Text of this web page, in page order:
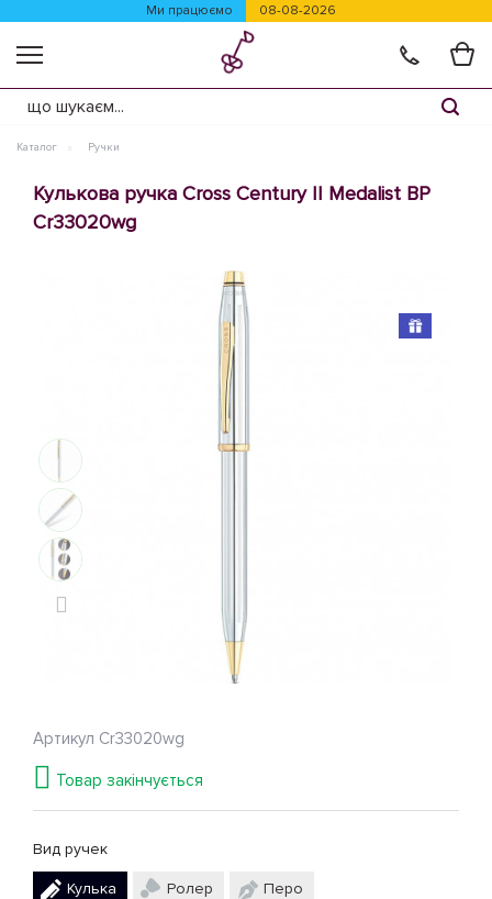
Ми працюємо 08-08-2026
Каталог Ручки
Кулькова ручка Cross Century II Medalist BP
Cr33020wg
Артикул Cr33020wg
Товар закінчується
Вид ручек
Кулька Ролер Перо